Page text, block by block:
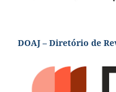
DOAJ – Diretório de